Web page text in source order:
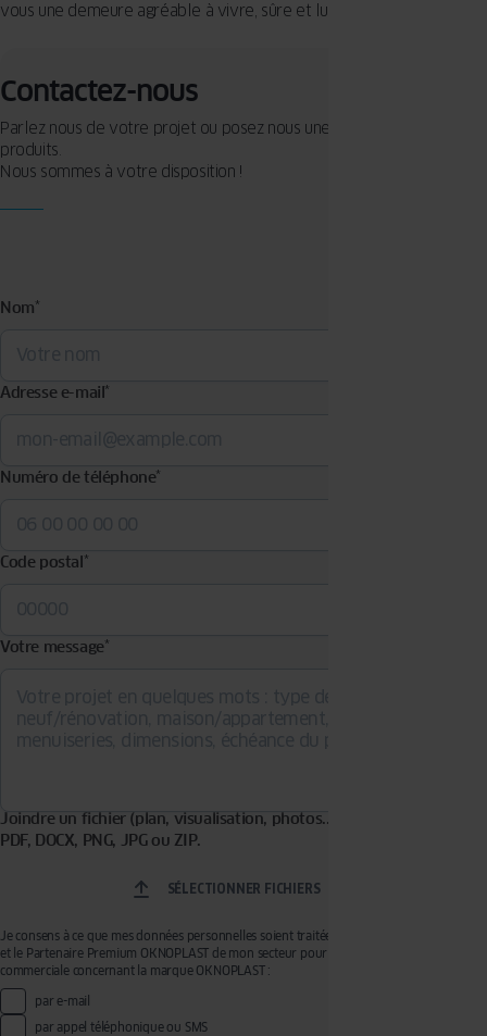
vous une demeure agréable à vivre, sûre et lumineuse.
Contactez-nous
Parlez nous de votre projet ou posez nous une question sur nos
produits.
Nous sommes à votre disposition !
Nom*
Adresse e-mail*
Numéro de téléphone*
Code postal*
Votre message*
Joindre un fichier (plan, visualisation, photos...). Formats acceptés :
PDF, DOCX, PNG, JPG ou ZIP.
SÉLECTIONNER FICHIERS
Je consens à ce que mes données personnelles soient traitées par OKNOPLAST Sp. z o.o.
et le Partenaire Premium OKNOPLAST de mon secteur pour recevoir de la prospection
commerciale concernant la marque OKNOPLAST :
par e-mail
par appel téléphonique ou SMS